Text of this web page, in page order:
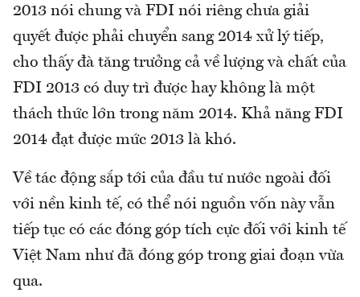
2013 nói chung và FDI nói riêng chưa giải
quyết được phải chuyển sang 2014 xử lý tiếp,
cho thấy đà tăng trưởng cả về lượng và chất của
FDI 2013 có duy trì được hay không là một
thách thức lớn trong năm 2014. Khả năng FDI
2014 đạt được mức 2013 là khó.
Về tác động sắp tới của đầu tư nước ngoài đối
với nền kinh tế, có thể nói nguồn vốn này vẫn
tiếp tục có các đóng góp tích cực đối với kinh tế
Việt Nam như đã đóng góp trong giai đoạn vừa
qua.